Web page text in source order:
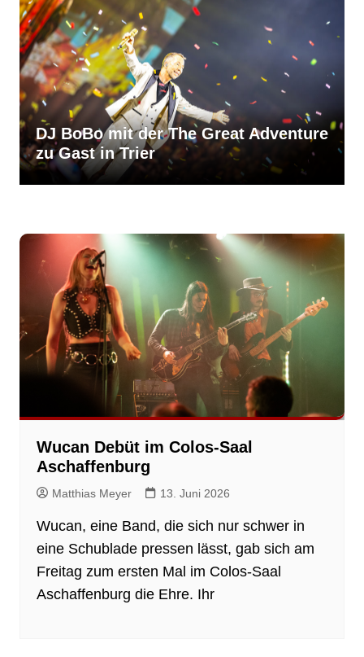
DJ BoBo mit der The Great Adventure
zu Gast in Trier
Wucan Debüt im Colos-Saal
Aschaffenburg
Matthias Meyer 13. Juni 2026
Wucan, eine Band, die sich nur schwer in
eine Schublade pressen lässt, gab sich am
Freitag zum ersten Mal im Colos-Saal
Aschaffenburg die Ehre. Ihr